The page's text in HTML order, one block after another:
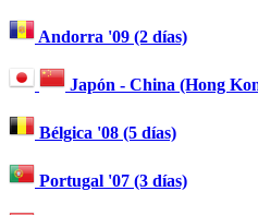
Andorra '09 (2 días)
Japón - China (Hong
Bélgica '08 (5 días)
Portugal '07 (3 días)